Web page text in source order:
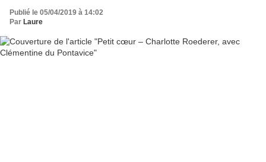
Publié le 05/04/2019 à 14:02
Par Laure